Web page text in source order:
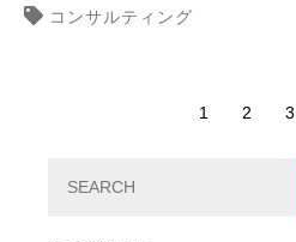
コンサルティング
1 2 3